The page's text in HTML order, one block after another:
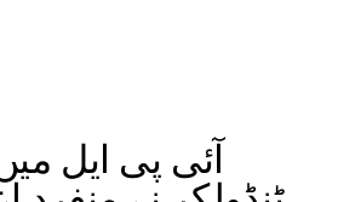
آئی پی ایل